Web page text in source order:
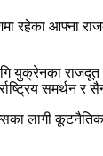
रहेका आफ्ना
युक्रेनका
समर्थन र
लागी